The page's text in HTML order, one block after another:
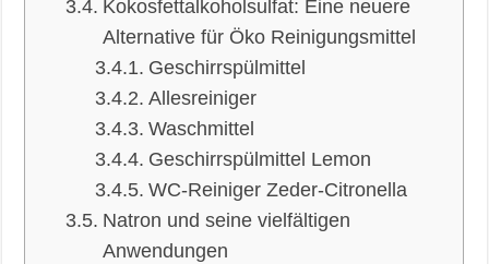
Kokosfettalkoholsulfat: Eine neuere
Alternative für Öko Reinigungsmittel
Geschirrspülmittel
Allesreiniger
Waschmittel
Geschirrspülmittel Lemon
WC-Reiniger Zeder-Citronella
Natron und seine vielfältigen
Anwendungen